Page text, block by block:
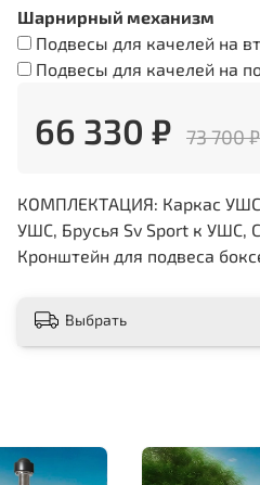
Шарнирный механизм
Подвесы для качелей на
Подвесы для качелей на
66 330 ₽ 73 700 ₽
КОМПЛЕКТАЦИЯ: Каркас УШС
УШС, Брусья Sv Sport к УШС,
Кронштейн для подвеса
Выбрать